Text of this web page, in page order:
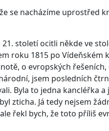
se nacházíme uprostřed
století ocitli někde ve
roku 1815 po Vídeňském
o evropských
jsem posledních
Byla to jedna kancléřka a
zticha. Já tedy nejsem
řekl bych, že toto příliš